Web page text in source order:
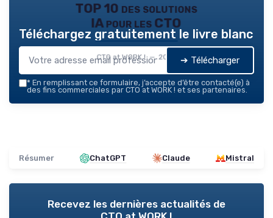
TOP 10 des solutions
IA pour les CTO
CTO at WORK ! — 2026
Téléchargez gratuitement le livre blanc
➔ Télécharger
* En remplissant ce formulaire, j’accepte d’être contacté(e) à
des fins commerciales par CTO at WORK ! et ses partenaires.
Résumer ChatGPT Claude Mistral
Recevez les dernières actualités de